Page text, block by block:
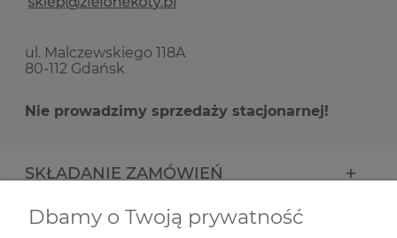
ul. Malczewskiego 118A
80-112 Gdańsk
Nie prowadzimy sprzedaży stacjonarnej!
SKŁADANIE ZAMÓWIEŃ
INFORMACJE
Dbamy o Twoją prywatność